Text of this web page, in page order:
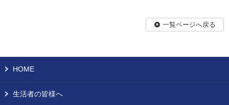
一覧ページへ戻る
HOME
生活者の皆様へ